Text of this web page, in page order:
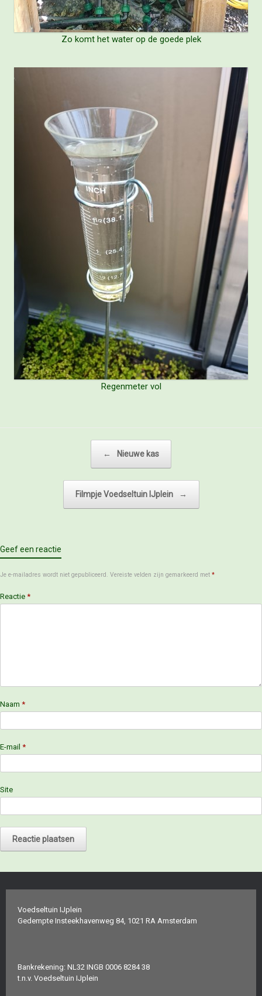
Zo komt het water op de goede plek
Regenmeter vol
← Nieuwe kas
Filmpje Voedseltuin IJplein →
Geef een reactie
Je e-mailadres wordt niet gepubliceerd. Vereiste velden zijn gemarkeerd met *
Reactie *
Naam *
E-mail *
Site
Voedseltuin IJplein
Gedempte Insteekhavenweg 84, 1021 RA Amsterdam
Bankrekening: NL32 INGB 0006 8284 38
t.n.v. Voedseltuin IJplein